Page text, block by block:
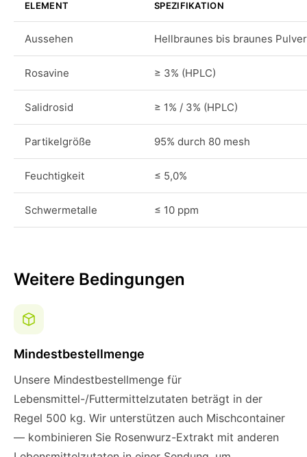
ELEMENT SPEZIFIKATION
Aussehen Hellbraunes bis braunes Pulver
Rosavine ≥ 3% (HPLC)
Salidrosid ≥ 1% / 3% (HPLC)
Partikelgröße 95% durch 80 mesh
Feuchtigkeit ≤ 5,0%
Schwermetalle ≤ 10 ppm
Weitere Bedingungen
Mindestbestellmenge
Unsere Mindestbestellmenge für
Lebensmittel-/Futtermittelzutaten beträgt in der
Regel 500 kg. Wir unterstützen auch Mischcontainer
— kombinieren Sie Rosenwurz-Extrakt mit anderen